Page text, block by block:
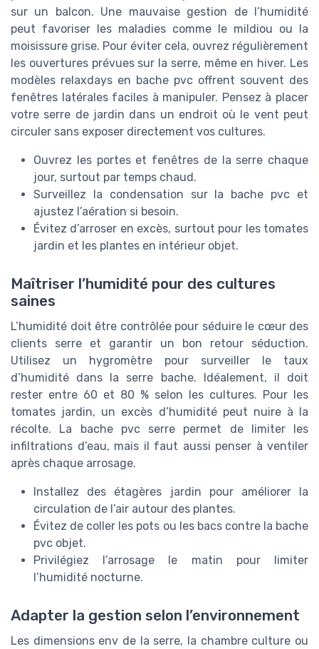
sur un balcon. Une mauvaise gestion de l’humidité
peut favoriser les maladies comme le mildiou ou la
moisissure grise. Pour éviter cela, ouvrez régulièrement
les ouvertures prévues sur la serre, même en hiver. Les
modèles relaxdays en bache pvc offrent souvent des
fenêtres latérales faciles à manipuler. Pensez à placer
votre serre de jardin dans un endroit où le vent peut
circuler sans exposer directement vos cultures.
Ouvrez les portes et fenêtres de la serre chaque
jour, surtout par temps chaud.
Surveillez la condensation sur la bache pvc et
ajustez l’aération si besoin.
Évitez d’arroser en excès, surtout pour les tomates
jardin et les plantes en intérieur objet.
Maîtriser l’humidité pour des cultures
saines
L’humidité doit être contrôlée pour séduire le cœur des
clients serre et garantir un bon retour séduction.
Utilisez un hygromètre pour surveiller le taux
d’humidité dans la serre bache. Idéalement, il doit
rester entre 60 et 80 % selon les cultures. Pour les
tomates jardin, un excès d’humidité peut nuire à la
récolte. La bache pvc serre permet de limiter les
infiltrations d’eau, mais il faut aussi penser à ventiler
après chaque arrosage.
Installez des étagères jardin pour améliorer la
circulation de l’air autour des plantes.
Évitez de coller les pots ou les bacs contre la bache
pvc objet.
Privilégiez l’arrosage le matin pour limiter
l’humidité nocturne.
Adapter la gestion selon l’environnement
Les dimensions env de la serre, la chambre culture ou